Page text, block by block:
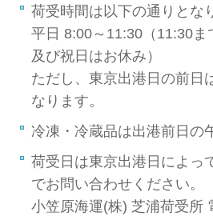
荷受時間は以下の通りとな
平日 8:00～11:30（11:30
及び祝日はお休み）
ただし、東京出港日の前日
なります。
冷凍・冷蔵品は出港前日の
荷受日は東京出港日によっ
でお問い合わせください。
小笠原海運(株) 芝浦荷受所